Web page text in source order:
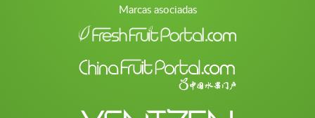
Marcas asociadas